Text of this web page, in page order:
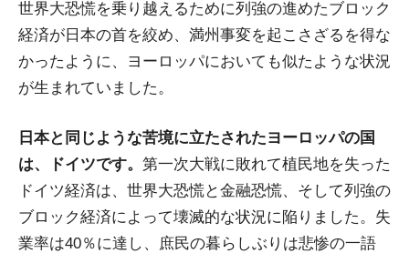
世界大恐慌を乗り越えるために列強の進めたブロック
経済が日本の首を絞め、満州事変を起こさざるを得な
かったように、ヨーロッパにおいても似たような状況
が生まれていました。
日本と同じような苦境に立たされたヨーロッパの国
は、ドイツです。 第一次大戦に敗れて植民地を失った
ドイツ経済は、世界大恐慌と金融恐慌、そして列強の
ブロック経済によって壊滅的な状況に陥りました。失
業率は40％に達し、庶民の暮らしぶりは悲惨の一語